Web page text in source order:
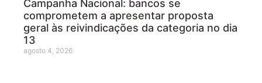
Campanha Nacional: bancos se
comprometem a apresentar proposta
geral às reivindicações da categoria no dia
13
agosto 4, 2026